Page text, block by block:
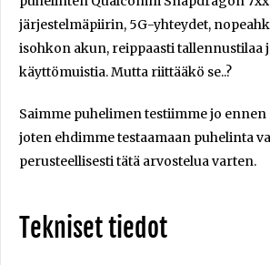
järjestelmäpiirin, 5G-yhteydet,
isohkon akun, reippaasti tallennustilaa
käyttömuistia. Mutta riittääkö se..?
Saimme puhelimen testiimme jo ennen
joten ehdimme testaamaan puhelinta
perusteellisesti tätä arvostelua varten.
Tekniset tiedot